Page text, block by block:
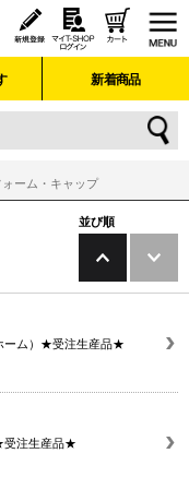
新着商品
ォーム・キャップ
並び順
ーム）★受注生産品★
受注生産品★